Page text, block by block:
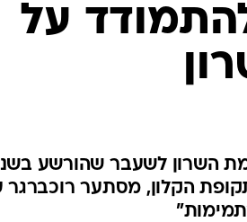
על
רמת השרון לשעבר שהורשע
תקופת הקלון, מסתער רוכברגר